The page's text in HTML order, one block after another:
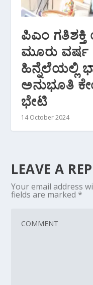
ಪಿಎಂ
ಮೂರು
ಹಿನ್ನೆಲೆಯಲ್ಲಿ
ಅನುಭೂತಿ
ಭೇಟಿ
14 October 2024
LEAVE A
Your email address
fields are marked *